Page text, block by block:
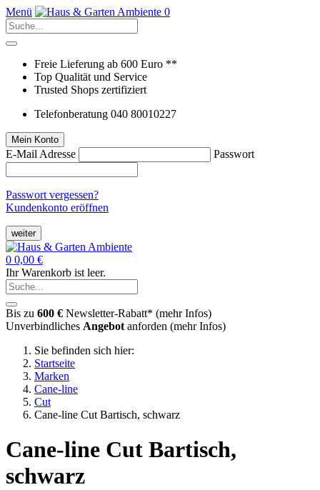
Menü 0
Freie Lieferung ab 600 Euro **
Top Qualität und Service
Trusted Shops zertifiziert
Telefonberatung 040 80010227
Mein Konto
E-Mail Adresse Passwort
Passwort vergessen?
Kundenkonto eröffnen
weiter
0 0,00 €
Ihr Warenkorb ist leer.
Bis zu 600 € Newsletter-Rabatt* (mehr Infos)
Unverbindliches Angebot anforden (mehr Infos)
Sie befinden sich hier:
Startseite
Marken
Cane-line
Cut
Cane-line Cut Bartisch, schwarz
Cane-line Cut Bartisch,
schwarz